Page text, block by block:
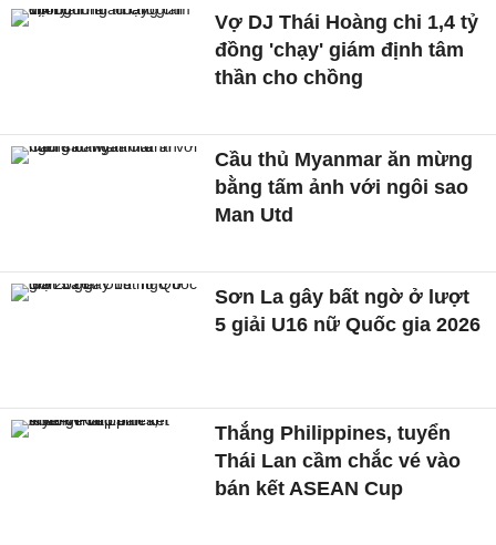
Vợ DJ Thái Hoàng chi 1,4 tỷ
đồng 'chạy' giám định tâm
thần cho chồng
Cầu thủ Myanmar ăn mừng
bằng tấm ảnh với ngôi sao
Man Utd
Sơn La gây bất ngờ ở lượt
5 giải U16 nữ Quốc gia 2026
Thắng Philippines, tuyển
Thái Lan cầm chắc vé vào
bán kết ASEAN Cup